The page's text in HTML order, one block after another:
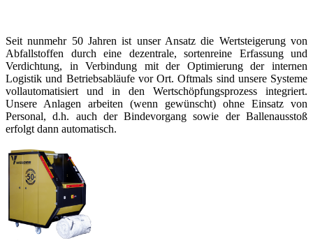
Seit nunmehr 50 Jahren ist unser Ansatz die Wertsteigerung von
Abfallstoffen durch eine dezentrale, sortenreine Erfassung und
Verdichtung, in Verbindung mit der Optimierung der internen
Logistik und Betriebsabläufe vor Ort. Oftmals sind unsere Systeme
vollautomatisiert und in den Wertschöpfungsprozess integriert.
Unsere Anlagen arbeiten (wenn gewünscht) ohne Einsatz von
Personal, d.h. auch der Bindevorgang sowie der Ballenausstoß
erfolgt dann automatisch.